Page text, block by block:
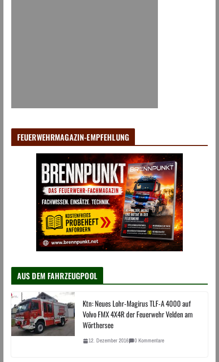
FEUERWEHRMAGAZIN-EMPFEHLUNG
AUS DEM FAHRZEUGPOOL
Ktn: Neues Lohr-Magirus TLF-A 4000 auf
Volvo FMX 4X4R der Feuerwehr Velden am
Wörthersee
12. Dezember 2016 0 Kommentare